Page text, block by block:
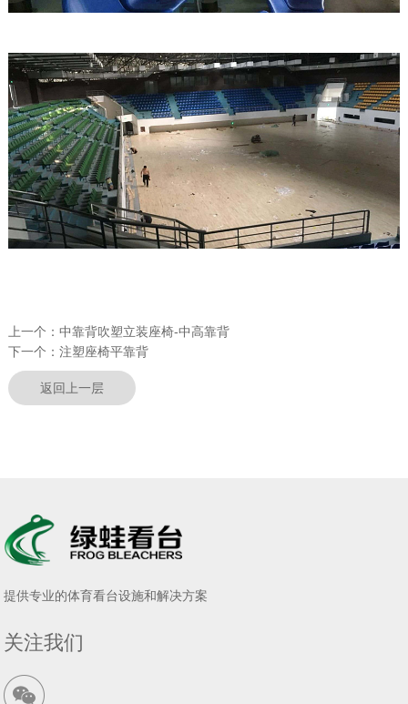
上一个： 中靠背吹塑立装座椅-中高靠背
下一个： 注塑座椅平靠背
返回上一层
提供专业的体育看台设施和解决方案
关注我们